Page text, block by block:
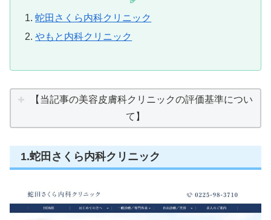
蛇田さくら内科クリニック
やもと内科クリニック
【当記事の美容皮膚科クリニックの評価基準につい
て】
1.蛇田さくら内科クリニック